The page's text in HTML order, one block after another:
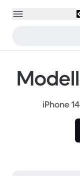
iPhone